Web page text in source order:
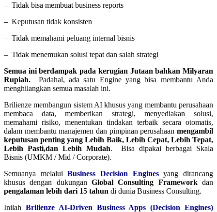
– Tidak bisa membuat business reports
– Keputusan tidak konsisten
– Tidak memahami peluang internal bisnis
– Tidak menemukan solusi tepat dan salah strategi
Semua ini berdampak pada kerugian Jutaan bahkan Milyaran
Rupiah. Padahal, ada satu Engine yang bisa membantu Anda
menghilangkan semua masalah ini.
Brilienze membangun sistem AI khusus yang membantu perusahaan
membaca data, memberikan strategi, menyediakan solusi,
memahami risiko, menentukan tindakan terbaik secara otomatis,
dalam membantu manajemen dan pimpinan perusahaan mengambil
keputusan penting yang Lebih Baik, Lebih Cepat, Lebih Tepat,
Lebih Pasti,dan Lebih Mudah. Bisa dipakai berbagai Skala
Bisnis (UMKM / Mid / Corporate).
Semuanya melaluiBusiness Decision Enginesyang dirancang
khusus dengan dukungan Global Consulting Frameworkdan
pengalaman lebih dari 15 tahun di dunia Business Consulting.
Inilah Brilienze AI-Driven Business Apps (Decision Engines)